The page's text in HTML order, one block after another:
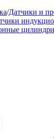
/Датчики и